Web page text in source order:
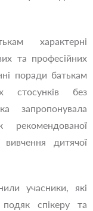
характерні
та професійних
поради батькам
стосунків без
запропонувала
рекомендованої
дитячої
учасники, які
спікеру та